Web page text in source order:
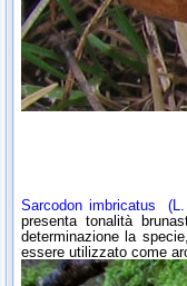
Sarcodon imbricatus
presenta tonalità
determinazione la
essere utilizzato come